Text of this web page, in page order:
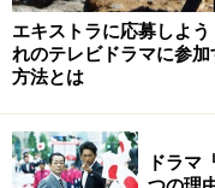
エキストラに応募しよう
れのテレビドラマに参加
方法とは
ドラマ